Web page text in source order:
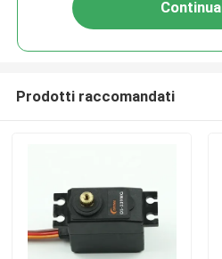
Continua
Prodotti raccomandati